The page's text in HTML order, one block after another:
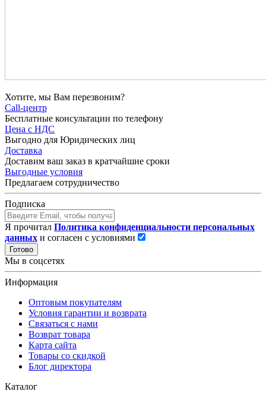
Хотите, мы Вам перезвоним?
Call-центр
Бесплатные консультации по телефону
Цена с НДС
Выгодно для Юридических лиц
Доставка
Доставим ваш заказ в кратчайшие сроки
Выгодные условия
Предлагаем сотрудничество
Подписка
Я прочитал Политика конфиденциальности персональных
данных и согласен с условиями
Готово
Мы в соцсетях
Информация
Оптовым покупателям
Условия гарантии и возврата
Связаться с нами
Возврат товара
Карта сайта
Товары со скидкой
Блог директора
Каталог